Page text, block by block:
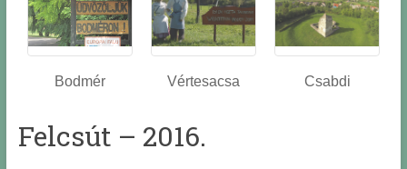
z
Bodmér Vértesacsa Csabdi
Felcsút – 2016.